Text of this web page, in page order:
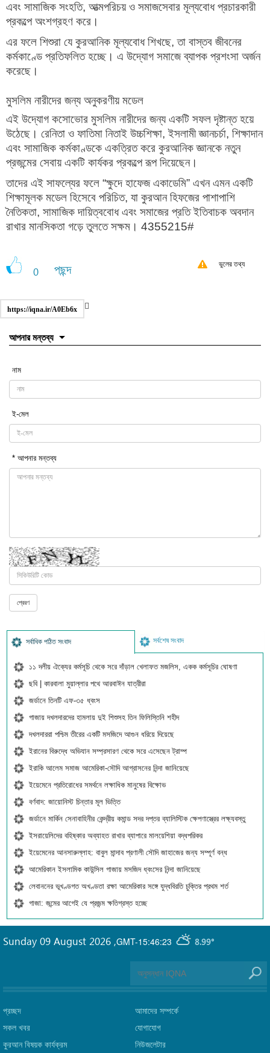
এবং সামাজিক সংহতি, আত্মপরিচয় ও সমাজসেবার মূল্যবোধ প্রচারকারী
প্রকল্পে অংশগ্রহণ করে।
এর ফলে শিশুরা যে কুরআনিক মূল্যবোধ শিখছে, তা বাস্তব জীবনের
কর্মকাণ্ডে প্রতিফলিত হচ্ছে। এ উদ্যোগ সমাজে ব্যাপক প্রশংসা অর্জন
করেছে।
মুসলিম নারীদের জন্য অনুকরণীয় মডেল
এই উদ্যোগ কসোভোর মুসলিম নারীদের জন্য একটি সফল দৃষ্টান্ত হয়ে
উঠেছে। রেনিতা ও ফাতিমা নিতাই উচ্চশিক্ষা, ইসলামী জ্ঞানচর্চা, শিক্ষাদান
এবং সামাজিক কর্মকাণ্ডকে একত্রিত করে কুরআনিক জ্ঞানকে নতুন
প্রজন্মের সেবায় একটি কার্যকর প্রকল্পে রূপ দিয়েছেন।
তাদের এই সাফল্যের ফলে “ক্ষুদে হাফেজ একাডেমি” এখন এমন একটি
শিক্ষামূলক মডেল হিসেবে পরিচিত, যা কুরআন হিফজের পাশাপাশি
নৈতিকতা, সামাজিক দায়িত্ববোধ এবং সমাজের প্রতি ইতিবাচক অবদান
রাখার মানসিকতা গড়ে তুলতে সক্ষম। 4355215#
0 পছন্দ ভুলের তথ্য
https://iqna.ir/A0Eb6x
আপনার মন্তব্য
নাম
ই-মেল
* আপনার মন্তব্য
সর্বাধিক পঠিত সংবাদ সর্বশেষ সংবাদ
১১ দলীয় ঐক্যের কর্মসূচি থেকে সরে দাঁড়াল খেলাফত মজলিস, একক কর্মসূচির ঘোষণা
ছবি | কারবালা মুয়াল্লার পথে আরবাঈন যাত্রীরা
জর্ডানে তিনটি এফ-৩৫ ধ্বংস
গাজায় দখলদারদের হামলায় দুই শিশুসহ তিন ফিলিস্তিনি শহীদ
দখলদাররা পশ্চিম তীরের একটি মসজিদে আগুন ধরিয়ে দিয়েছে
ইরানের বিরুদ্ধে অভিযান সম্প্রসারণ থেকে সরে এসেছেন ট্রাম্প
ইরাকি আলেম সমাজ আমেরিকা-সৌদি আগ্রাসনের নিন্দা জানিয়েছে
ইয়েমেনে প্রতিরোধের সমর্থনে লক্ষাধিক মানুষের বিক্ষোভ
বর্ণবাদ: জায়োনিস্ট চিন্তার মূল ভিত্তি
জর্ডানে মার্কিন সেনাবাহিনীর কেন্দ্রীয় কমান্ড সদর দপ্তর ব্যালিস্টিক ক্ষেপণাস্ত্রের লক্ষ্যবস্তু
ইসরায়েলিদের বহিষ্কার অব্যাহত রাখার ব্যাপারে মালয়েশিয়া বদ্ধপরিকর
ইয়েমেনের আনসারুল্লাহ: বাবুল মান্দাব প্রণালী সৌদি জাহাজের জন্য সম্পূর্ণ বন্ধ
আমেরিকান ইসলামিক কাউন্সিল গাজায় মসজিদ ধ্বংসের নিন্দা জানিয়েছে
লেবাননের ভূখণ্ডগত অখণ্ডতা রক্ষা আমেরিকার সঙ্গে যুদ্ধবিরতি চুক্তির প্রথম শর্ত
গাজা: জন্মের আগেই যে প্রজন্ম ক্ষতিগ্রস্ত হচ্ছে
GMT-15:46:23 8.99°
Sunday 09 August 2026 ,
প্রচ্ছদ
সকল খবর
কুরআন বিষয়ক কার্যক্রম
আমাদের সম্পর্কে
যোগাযোগ
নিউজলেটার